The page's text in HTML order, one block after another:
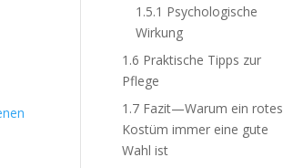
1.5.1 Psychologische
Wirkung
1.6 Praktische Tipps zur
Pflege
1.7 Fazit—Warum ein rotes
Kostüm immer eine gute
Wahl ist